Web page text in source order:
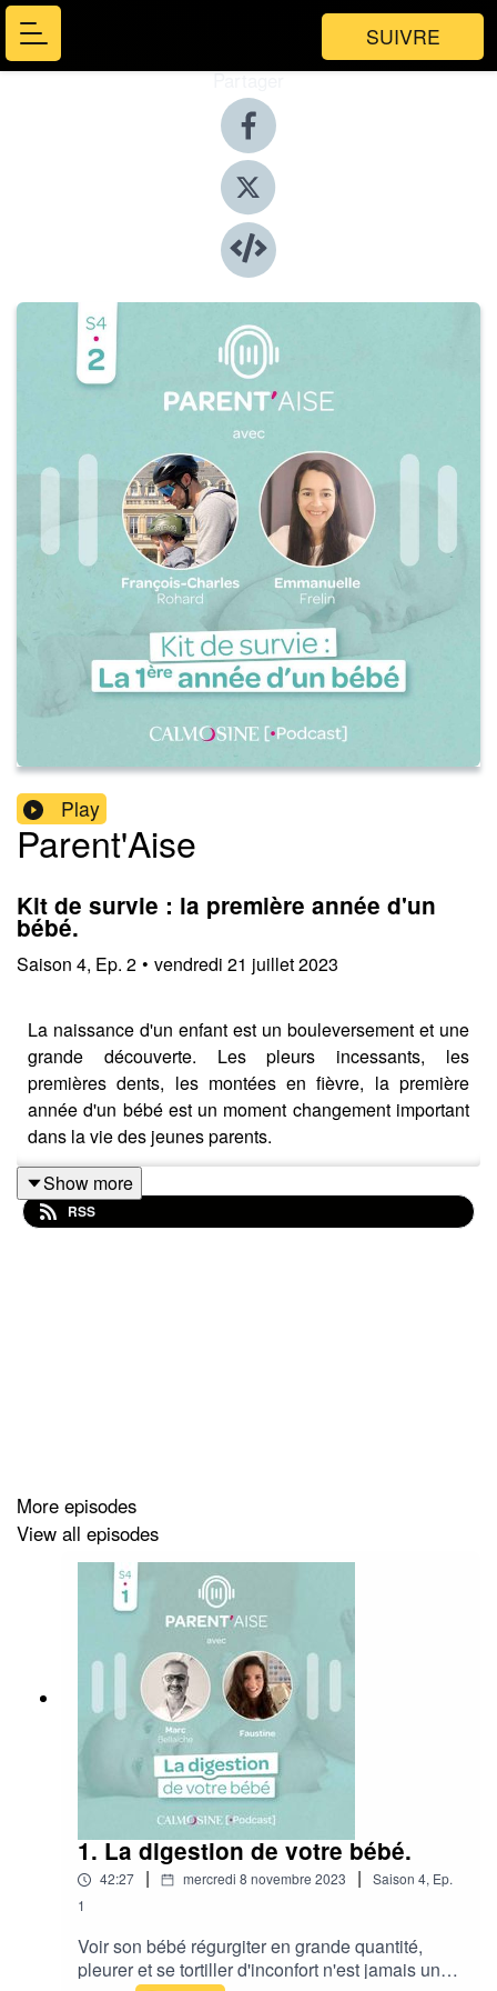
SUIVRE
Partager
Play
Parent'Aise
Kit de survie : la première année d'un
bébé.
Saison 4, Ep. 2 • vendredi 21 juillet 2023
La naissance d'un enfant est un bouleversement et une
grande découverte. Les pleurs incessants, les
premières dents, les montées en fièvre, la première
année d'un bébé est un moment changement important
dans la vie des jeunes parents.
Pour discuter de ce sujet Marine Deffrennes reçoit
Deffrennes (Les Louves), imaginé et produit par
Calmosine pour préparer et accompagner les parents.
Show more
RSS
More episodes
View all episodes
1. La digestion de votre bébé.
42:27 | mercredi 8 novembre 2023 | Saison 4, Ep.
1
Voir son bébé régurgiter en grande quantité,
pleurer et se tortiller d'inconfort n'est jamais un